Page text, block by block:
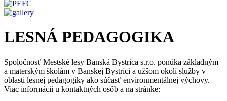
LESNÁ PEDAGOGIKA
Spoločnosť Mestské lesy Banská Bystrica s.r.o. ponúka základným
a materským školám v Banskej Bystrici a užšom okolí služby v
oblasti lesnej pedagogiky ako súčasť environmentálnej výchovy.
Viac informácii u kontaktných osôb a na stránke: